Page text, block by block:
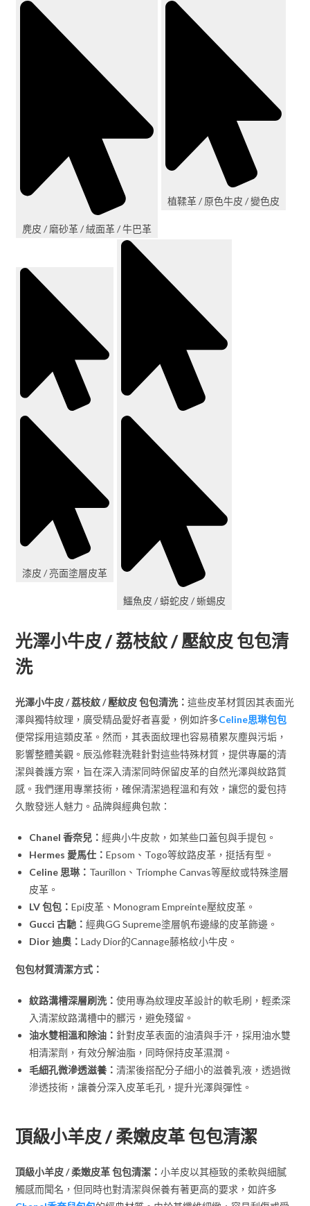
麂皮 / 磨砂革 / 絨面革 / 牛巴革
植鞣革 / 原色牛皮 / 變色皮
漆皮 / 亮面塗層皮革
鱷魚皮 / 蟒蛇皮 / 蜥蜴皮
光澤小牛皮 / 荔枝紋 / 壓紋皮 包包清
洗
光澤小牛皮 / 荔枝紋 / 壓紋皮 包包清洗：這些皮革材質因其表面光
澤與獨特紋理，廣受精品愛好者喜愛，例如許多Celine思琳包包
便常採用這類皮革。然而，其表面紋理也容易積累灰塵與污垢，
影響整體美觀。辰泓修鞋洗鞋針對這些特殊材質，提供專屬的清
潔與養護方案，旨在深入清潔同時保留皮革的自然光澤與紋路質
感。我們運用專業技術，確保清潔過程溫和有效，讓您的愛包持
久散發迷人魅力。品牌與經典包款：
Chanel 香奈兒：經典小牛皮款，如某些口蓋包與手提包。
Hermes 愛馬仕：Epsom、Togo等紋路皮革，挺括有型。
Celine 思琳： Taurillon、Triomphe Canvas等壓紋或特殊塗層
皮革。
LV 包包：Epi皮革、Monogram Empreinte壓紋皮革。
Gucci 古馳：經典GG Supreme塗層帆布邊緣的皮革飾邊。
Dior 迪奧：Lady Dior的Cannage藤格紋小牛皮。
包包材質清潔方式：
紋路溝槽深層刷洗：使用專為紋理皮革設計的軟毛刷，輕柔深
入清潔紋路溝槽中的髒污，避免殘留。
油水雙相溫和除油： 針對皮革表面的油漬與手汗，採用油水雙
相清潔劑，有效分解油脂，同時保持皮革濕潤。
毛細孔微滲透滋養：清潔後搭配分子細小的滋養乳液，透過微
滲透技術，讓養分深入皮革毛孔，提升光澤與彈性。
頂級小羊皮 / 柔嫩皮革 包包清潔
頂級小羊皮 / 柔嫩皮革 包包清潔：小羊皮以其極致的柔軟與細膩
觸感而聞名，但同時也對清潔與保養有著更高的要求，如許多